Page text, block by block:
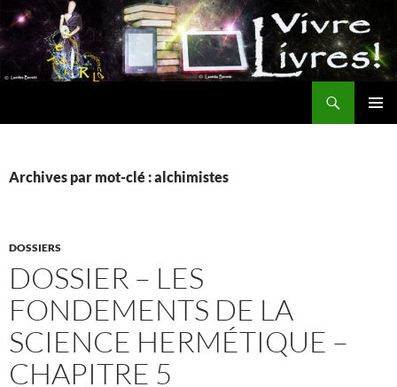
Aller
au
contenu
Archives par mot-clé : alchimistes
DOSSIERS
DOSSIER – LES
FONDEMENTS DE LA
SCIENCE HERMÉTIQUE –
CHAPITRE 5